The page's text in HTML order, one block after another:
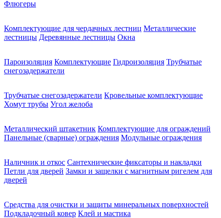
Флюгеры
Комплектующие для чердачных лестниц Металлические
лестницы Деревянные лестницы Окна
Пароизоляция Комплектующие Гидроизоляция Трубчатые
снегозадержатели
Трубчатые снегозадержатели Кровельные комплектующие
Хомут трубы Угол желоба
Металлический штакетник Комплектующие для ограждений
Панельные (сварные) ограждения Модульные ограждения
Наличник и откос Сантехнические фиксаторы и накладки
Петли для дверей Замки и защелки с магнитным ригелем для
дверей
Средства для очистки и защиты минеральных поверхностей
Подкладочный ковер Клей и мастика